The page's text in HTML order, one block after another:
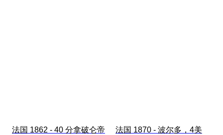
法国 1862 - 40 分拿破仑帝
法国 1870 - 波尔多，4美